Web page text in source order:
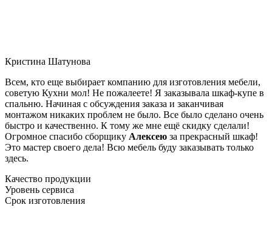
Кристина Шатунова
Всем, кто еще выбирает компанию для изготовления мебели,
советую Кухни мол! Не пожалеете! Я заказывала шкаф-купе в
спальню. Начиная с обсуждения заказа и заканчивая
монтажом никаких проблем не было. Все было сделано очень
быстро и качественно. К тому же мне ещё скидку сделали!
Огромное спасибо сборщику Алексею за прекрасный шкаф!
Это мастер своего дела! Всю мебель буду заказывать только
здесь.
Качество продукции
Уровень сервиса
Срок изготовления